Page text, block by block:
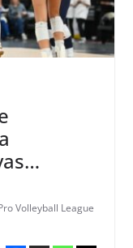
storia a
difese
Volleyball League